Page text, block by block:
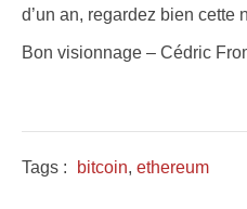
d’un an, regardez bien cette
Bon visionnage – Cédric
Tags : bitcoin, ethereum